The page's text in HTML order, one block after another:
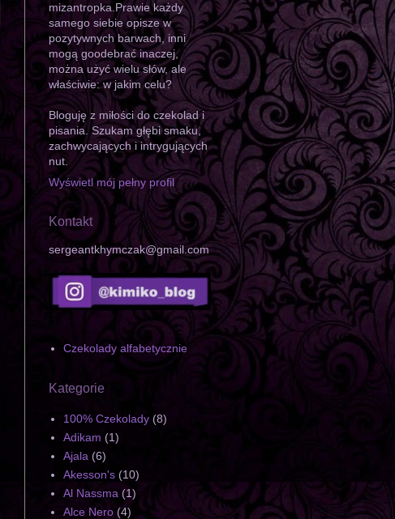
mizantropka.Prawie każdy
samego siebie opisze w
pozytywnych barwach, inni
mogą goodebrać inaczej,
można użyć wielu słów, ale
właściwie: w jakim celu?
Bloguję z miłości do czekolad i
pisania. Szukam głębi smaku,
zachwycających i intrygujących
nut.
Wyświetl mój pełny profil
Kontakt
sergeantkhymczak@gmail.com
Czekolady alfabetycznie
Kategorie
100% Czekolady (8)
Adikam (1)
Ajala (6)
Akesson's (10)
Al Nassma (1)
Alce Nero (4)